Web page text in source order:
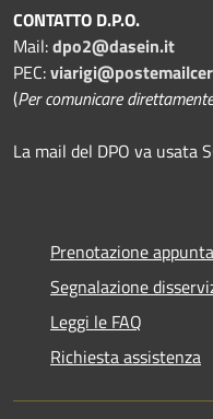
CONTATTO D.P.O.
Mail:dpo2@dasein.it
PEC:
(Per comunicare
La mail del DPO va usata
Prenotazione
Segnalazione
Leggi le FAQ
Richiesta assistenza